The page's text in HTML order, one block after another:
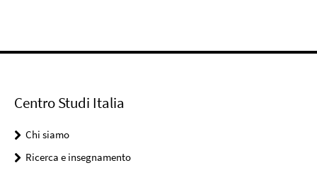
Centro Studi Italia
Chi siamo
Ricerca e insegnamento